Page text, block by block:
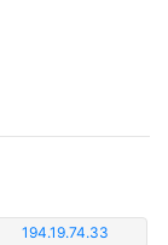
194.19.74.33